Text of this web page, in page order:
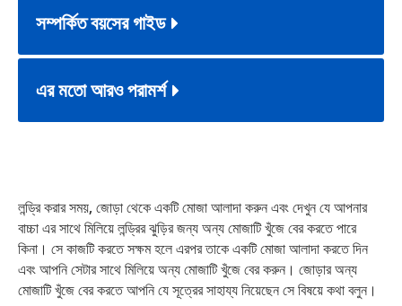
সম্পর্কিত বয়সের গাইড
এর মতো আরও পরামর্শ
লন্ড্রি করার সময়, জোড়া থেকে একটি মোজা আলাদা করুন এবং দেখুন যে আপনার
বাচ্চা এর সাথে মিলিয়ে লন্ড্রির ঝুড়ির জন্য অন্য মোজাটি খুঁজে বের করতে পারে
কিনা। সে কাজটি করতে সক্ষম হলে এরপর তাকে একটি মোজা আলাদা করতে দিন
এবং আপনি সেটার সাথে মিলিয়ে অন্য মোজাটি খুঁজে বের করুন। জোড়ার অন্য
মোজাটি খুঁজে বের করতে আপনি যে সূত্রের সাহায্য নিয়েছেন সে বিষয়ে কথা বলুন।